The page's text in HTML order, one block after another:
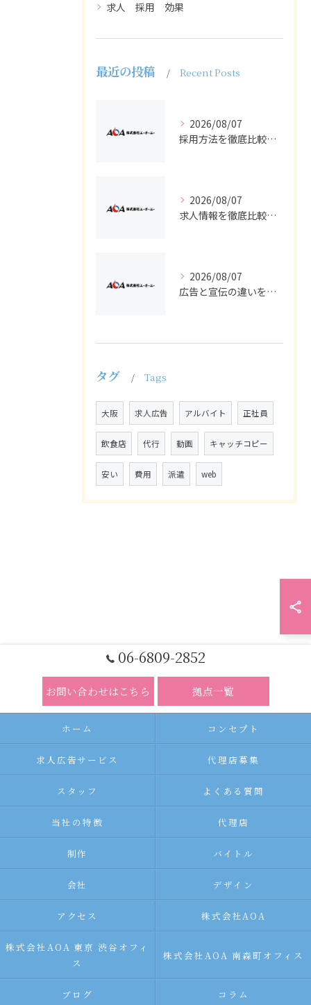
求人 採用 効果
最近の投稿 Recent Posts
2026/08/07
採用方法を徹底比較求人広告でバイトと正社員の最適解を探る
2026/08/07
求人情報を徹底比較して正社員やバイトを効率よく見つける実践ガイド
2026/08/07
広告と宣伝の違いを押さえた採用求人戦略とバイト正社員獲得の実務ポイント
タグ Tags
大阪 求人広告 アルバイト 正社員
飲食店 代行 動画 キャッチコピー
安い 費用 派遣 web
06-6809-2852
お問い合わせはこちら 拠点一覧
ホーム コンセプト
求人広告サービス 代理店募集
スタッフ よくある質問
当社の特徴 代理店
制作 バイトル
会社 デザイン
アクセス 株式会社AOA
株式会社AOA 東京 渋谷オフィ
ス
株式会社AOA 南森町オフィス
ブログ コラム